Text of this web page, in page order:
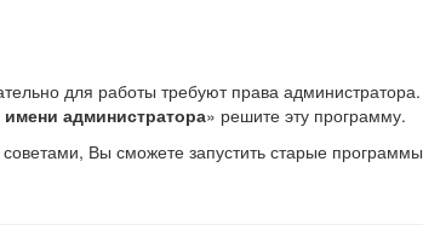
для работы требуют права администратора.
администратора» решите эту программу.
Вы сможете запустить старые